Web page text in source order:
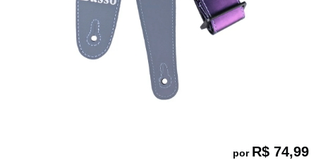
por R$ 74,99